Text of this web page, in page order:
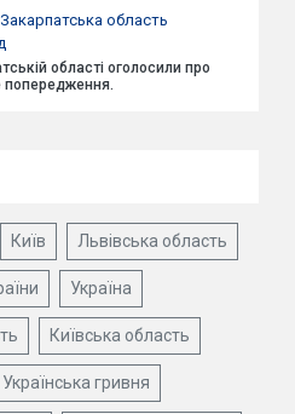
Закарпатська область
області оголосили про
Київ Львівська область
Україна
Київська область
Українська гривня